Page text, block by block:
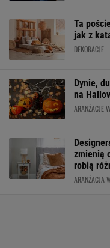
Ta
jak z
DEKORACJE
Dynie,
na
ARANŻACJE
zmienią
robią
ARANŻACJA